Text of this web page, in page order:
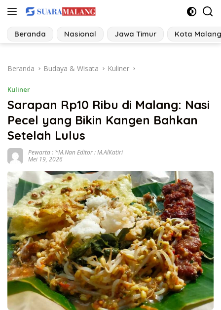
Langsung
konten
Beranda Nasional Jawa Timur Kota Malang
Beranda Budaya & Wisata Kuliner
Kuliner
Sarapan Rp10 Ribu di Malang: Nasi
Pecel yang Bikin Kangen Bahkan
Setelah Lulus
Pewarta : *M.Nan Editor : M.AlKatiri
Mei 19, 2026